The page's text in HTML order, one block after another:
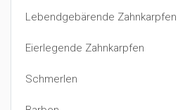
Lebendgebärende Zahnkarpfen
Eierlegende Zahnkarpfen
Schmerlen